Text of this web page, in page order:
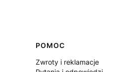
Linki w stopce
POMOC
Zwroty i reklamacje